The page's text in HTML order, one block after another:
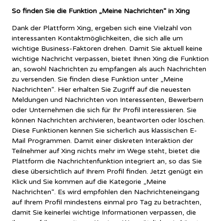
So finden Sie die Funktion „Meine Nachrichten“ in Xing
Dank der Plattform Xing, ergeben sich eine Vielzahl von
interessanten Kontaktmöglichkeiten, die sich alle um
wichtige Business-Faktoren drehen. Damit Sie aktuell keine
wichtige Nachricht verpassen, bietet Ihnen Xing die Funktion
an, sowohl Nachrichten zu empfangen als auch Nachrichten
zu versenden. Sie finden diese Funktion unter „Meine
Nachrichten“. Hier erhalten Sie Zugriff auf die neuesten
Meldungen und Nachrichten von Interessenten, Bewerbern
oder Unternehmen die sich für Ihr Profil interessieren. Sie
können Nachrichten archivieren, beantworten oder löschen.
Diese Funktionen kennen Sie sicherlich aus klassischen E-
Mail Programmen. Damit einer diskreten Interaktion der
Teilnehmer auf Xing nichts mehr im Wege steht, bietet die
Plattform die Nachrichtenfunktion integriert an, so das Sie
diese übersichtlich auf Ihrem Profil finden. Jetzt genügt ein
Klick und Sie kommen auf die Kategorie „Meine
Nachrichten“. Es wird empfohlen den Nachrichteneingang
auf Ihrem Profil mindestens einmal pro Tag zu betrachten,
damit Sie keinerlei wichtige Informationen verpassen, die